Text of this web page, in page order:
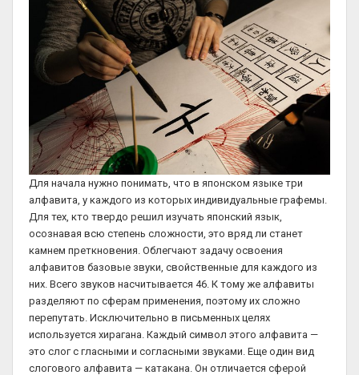
Для начала нужно понимать, что в японском языке три
алфавита, у каждого из которых индивидуальные графемы.
Для тех, кто твердо решил изучать японский язык,
осознавая всю степень сложности, это вряд ли станет
камнем преткновения. Облегчают задачу освоения
алфавитов базовые звуки, свойственные для каждого из
них. Всего звуков насчитывается 46. К тому же алфавиты
разделяют по сферам применения, поэтому их сложно
перепутать. Исключительно в письменных целях
используется хирагана. Каждый символ этого алфавита —
это слог с гласными и согласными звуками. Еще один вид
слогового алфавита — катакана. Он отличается сферой